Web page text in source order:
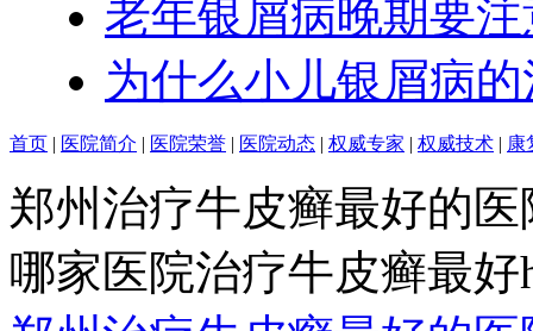
老年银屑病晚期要
为什么小儿银屑病
首页 | 医院简介 | 医院荣誉 | 医院动态 | 权威专家 | 权威技术 | 康
郑州治疗牛皮癣最好的
哪家医院治疗牛皮癣最好